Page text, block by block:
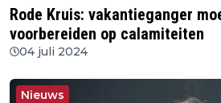
Rode Kruis: vakantieganger
voorbereiden op calamiteiten
04 juli 2024
Nieuws